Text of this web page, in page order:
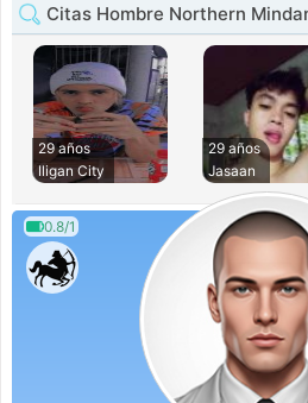
Citas Hombre Northern
29 años
Iligan City
29 años
Jasaan
0.8/1